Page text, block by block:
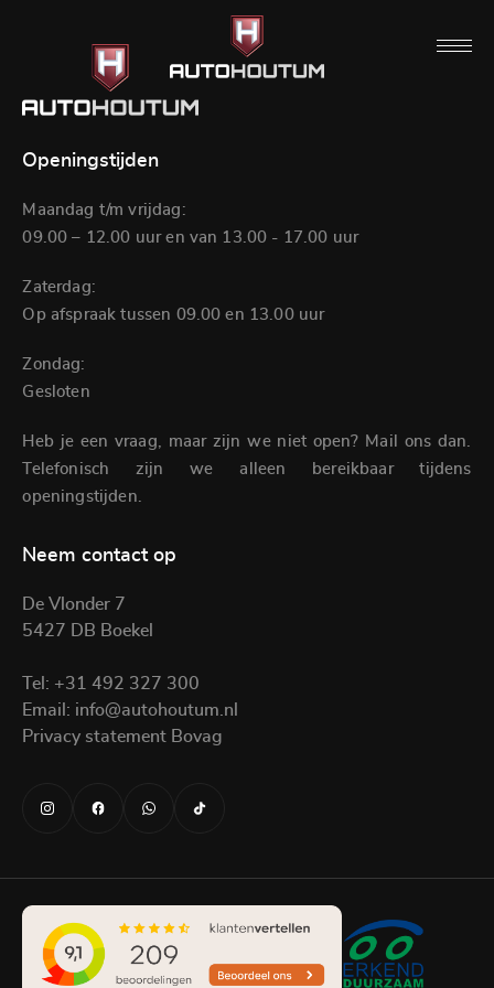
Openingstijden
Maandag t/m vrijdag:
09.00 – 12.00 uur en van 13.00 - 17.00 uur
Zaterdag:
Op afspraak tussen 09.00 en 13.00 uur
Zondag:
Gesloten
Heb je een vraag, maar zijn we niet open? Mail ons dan.
Telefonisch zijn we alleen bereikbaar tijdens
openingstijden.
Neem contact op
De Vlonder 7
5427 DB Boekel
Tel: +31 492 327 300
Email: info@autohoutum.nl
Privacy statement Bovag